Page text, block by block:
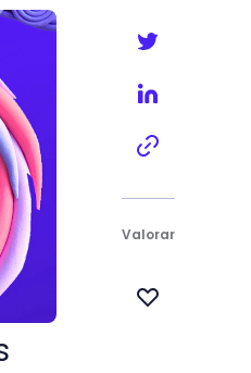
Valorar